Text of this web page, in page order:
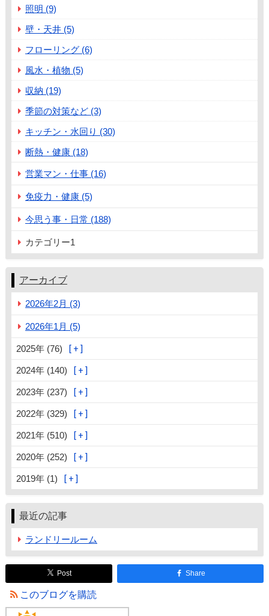
照明 (9)
壁・天井 (5)
フローリング (6)
風水・植物 (5)
収納 (19)
季節の対策など (3)
キッチン・水回り (30)
断熱・健康 (18)
営業マン・仕事 (16)
免疫力・健康 (5)
今思う事・日常 (188)
カテゴリー1
アーカイブ
2026年2月 (3)
2026年1月 (5)
2025年 (76)
2024年 (140)
2023年 (237)
2022年 (329)
2021年 (510)
2020年 (252)
2019年 (1)
最近の記事
ランドリールーム
Post Share
このブログを購読